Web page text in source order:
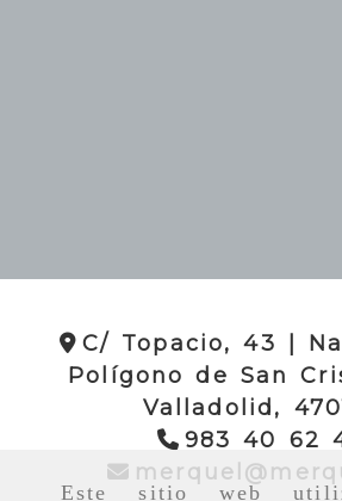
Este sitio web
C/ Topacio, 43 |
Polígono de San
Valladolid,
983 40 62
merquel